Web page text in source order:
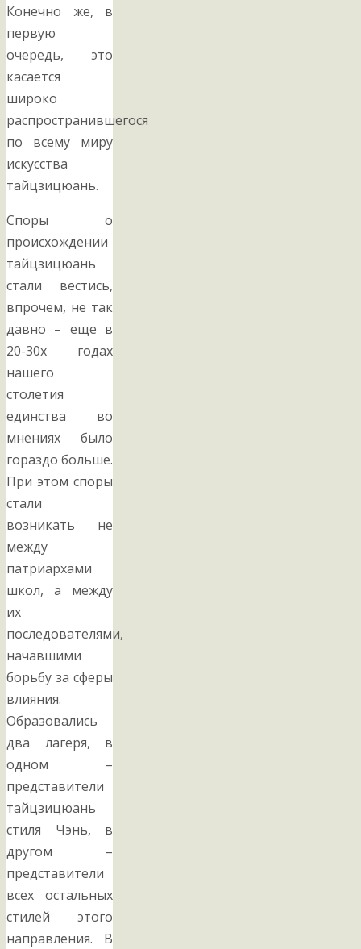
Конечно же, в
первую
очередь, это
касается
широко
распространившегося
по всему миру
искусства
тайцзицюань.
Споры о
происхождении
тайцзицюань
стали вестись,
впрочем, не так
давно – еще в
20-30х годах
нашего
столетия
единства во
мнениях было
гораздо больше.
При этом споры
стали
возникать не
между
патриархами
школ, а между
их
последователями,
начавшими
борьбу за сферы
влияния.
Образовались
два лагеря, в
одном –
представители
тайцзицюань
стиля Чэнь, в
другом –
представители
всех остальных
стилей этого
направления. В